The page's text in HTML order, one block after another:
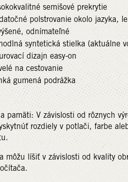
semišové prekrytie
polstrovanie okolo jazyka,
odnímateľné
syntetická stielka (aktuálne
dizajn easy-on
na cestovanie
gumená podrážka
pamäti: V závislosti od rôznych
rozdiely v potlači, farbe
môžu líšiť v závislosti od kvality